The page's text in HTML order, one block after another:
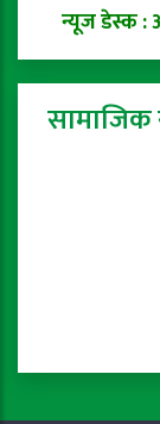
न्यूज डेस्क :
सामाजिक